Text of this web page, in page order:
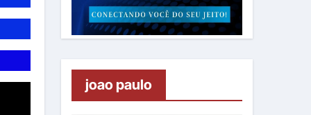
joao paulo